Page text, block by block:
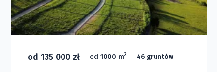
od 135 000 zł od 1000 m2 46 gruntów